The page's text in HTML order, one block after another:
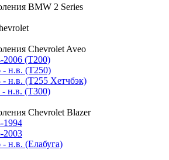
BMW 2 Series
Chevrolet Aveo
2006 (T200)
- н.в. (T250)
- н.в. (T255 Хетчбэк)
- н.в. (Т300)
Chevrolet Blazer
1994
2003
- н.в. (Елабуга)